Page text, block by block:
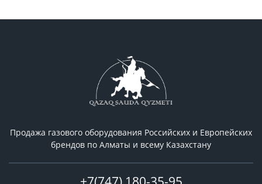
Продажа газового оборудования Российcких и Европейских
брендов по Алматы и всему Казахстану